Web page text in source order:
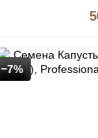
−7%